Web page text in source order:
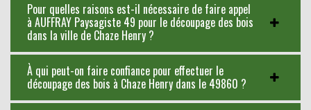
Pour quelles raisons est-il nécessaire de faire appel
à AUFFRAY Paysagiste 49 pour le découpage des bois
dans la ville de Chaze Henry ?
À qui peut-on faire confiance pour effectuer le
découpage des bois à Chaze Henry dans le 49860 ?